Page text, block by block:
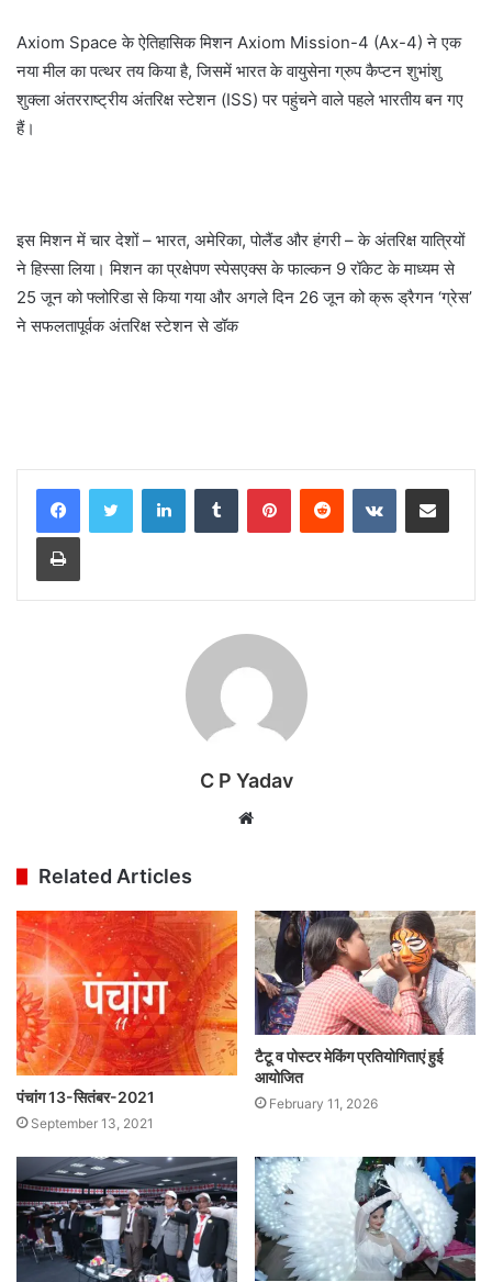
Axiom Space के ऐतिहासिक मिशन Axiom Mission-4 (Ax-4) ने एक
नया मील का पत्थर तय किया है, जिसमें भारत के वायुसेना ग्रुप कैप्टन शुभांशु
शुक्ला अंतरराष्ट्रीय अंतरिक्ष स्टेशन (ISS) पर पहुंचने वाले पहले भारतीय बन गए
हैं।
इस मिशन में चार देशों – भारत, अमेरिका, पोलैंड और हंगरी – के अंतरिक्ष यात्रियों
ने हिस्सा लिया। मिशन का प्रक्षेपण स्पेसएक्स के फाल्कन 9 रॉकेट के माध्यम से
25 जून को फ्लोरिडा से किया गया और अगले दिन 26 जून को क्रू ड्रैगन ‘ग्रेस’
ने सफलतापूर्वक अंतरिक्ष स्टेशन से डॉक
LinkedInTumblr PinterestReddit VKontakteShare via Email
Print
C P Yadav
Website
Related Articles
पंचांग 13-सितंबर-2021
September 13, 2021
टैटू व पोस्टर मेकिंग प्रतियोगिताएं हुई
आयोजित
February 11, 2026